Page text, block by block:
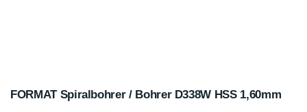
FORMAT Spiralbohrer / Bohrer D338W HSS 1,60mm